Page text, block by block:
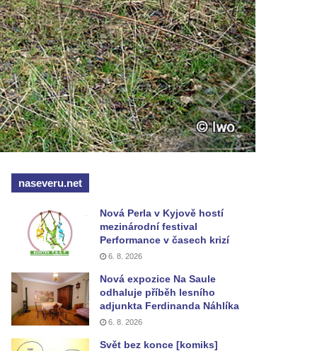
naseveru.net
Nová Perla v Kyjově hostí
mezinárodní festival
Performance v časech krizí
6. 8. 2026
Nová expozice Na Saule
odhaluje příběh lesního
adjunkta Ferdinanda Náhlíka
6. 8. 2026
Svět bez konce [komiks]